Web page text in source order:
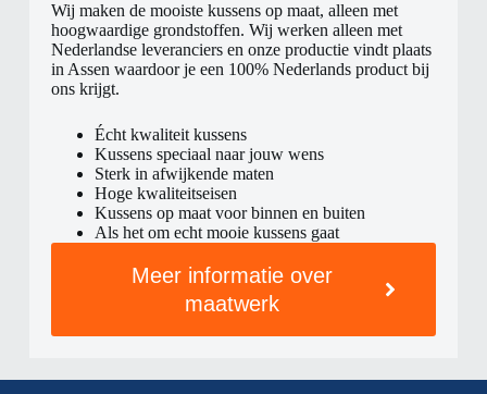
Wij maken de mooiste kussens op maat, alleen met
hoogwaardige grondstoffen. Wij werken alleen met
Nederlandse leveranciers en onze productie vindt plaats
in Assen waardoor je een 100% Nederlands product bij
ons krijgt.
Écht kwaliteit kussens
Kussens speciaal naar jouw wens
Sterk in afwijkende maten
Hoge kwaliteitseisen
Kussens op maat voor binnen en buiten
Als het om echt mooie kussens gaat
Meer informatie over
maatwerk